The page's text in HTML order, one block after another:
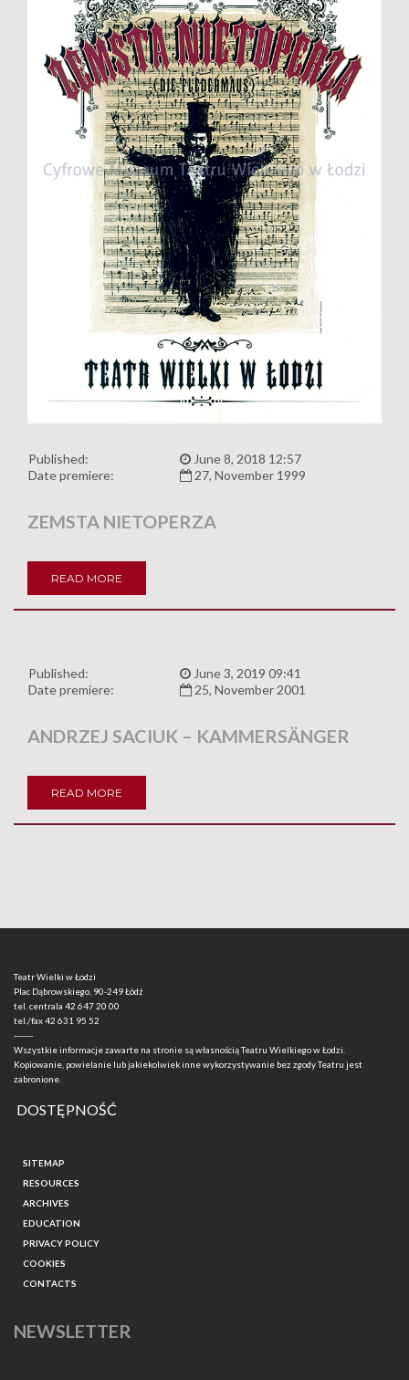
Published:
June 8, 2018 12:57
Date premiere:
27, November 1999
ZEMSTA NIETOPERZA
READ MORE
Published:
June 3, 2019 09:41
Date premiere:
25, November 2001
ANDRZEJ SACIUK – KAMMERSÄNGER
READ MORE
Teatr Wielki w Łodzi
Plac Dąbrowskiego, 90-249 Łódź
tel. centrala 42 647 20 00
tel./fax42 631 95 52
-------
Wszystkie informacje zawarte na stronie są własnością Teatru Wielkiego w Łodzi.
Kopiowanie, powielanie lub jakiekolwiek inne wykorzystywanie bez zgody Teatru jest
zabronione.
DOSTĘPNOŚĆ
SITEMAP
RESOURCES
ARCHIVES
EDUCATION
PRIVACY POLICY
COOKIES
CONTACTS
NEWSLETTER